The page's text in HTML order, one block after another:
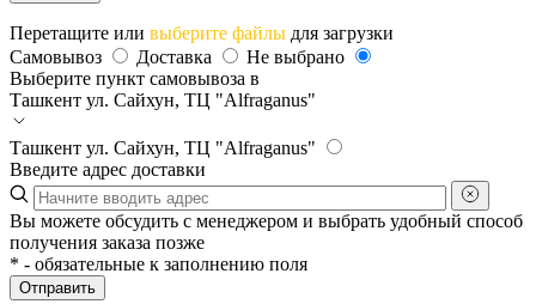
Перетащите или выберите файлы для загрузки
Самовывоз
Доставка
Не выбрано
Выберите пункт самовывоза в
Ташкент ул. Сайхун, ТЦ "Alfraganus"
Ташкент ул. Сайхун, ТЦ "Alfraganus"
Введите адрес доставки
Вы можете обсудить с менеджером и выбрать удобный способ
получения заказа позже
* - обязательные к заполнению поля
Отправить